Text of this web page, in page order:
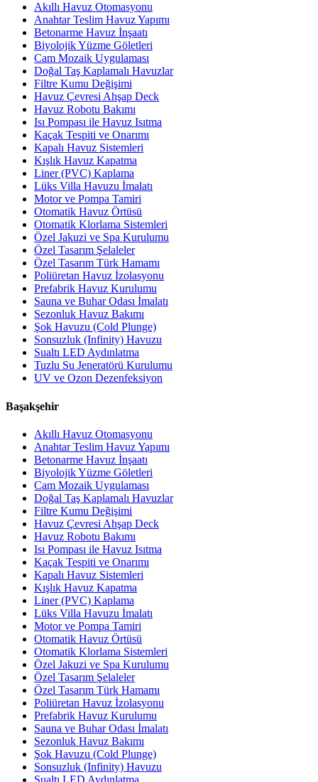
Akıllı Havuz Otomasyonu
Anahtar Teslim Havuz Yapımı
Betonarme Havuz İnşaatı
Biyolojik Yüzme Göletleri
Cam Mozaik Uygulaması
Doğal Taş Kaplamalı Havuzlar
Filtre Kumu Değişimi
Havuz Çevresi Ahşap Deck
Havuz Robotu Bakımı
Isı Pompası ile Havuz Isıtma
Kaçak Tespiti ve Onarımı
Kapalı Havuz Sistemleri
Kışlık Havuz Kapatma
Liner (PVC) Kaplama
Lüks Villa Havuzu İmalatı
Motor ve Pompa Tamiri
Otomatik Havuz Örtüsü
Otomatik Klorlama Sistemleri
Özel Jakuzi ve Spa Kurulumu
Özel Tasarım Şelaleler
Özel Tasarım Türk Hamamı
Poliüretan Havuz İzolasyonu
Prefabrik Havuz Kurulumu
Sauna ve Buhar Odası İmalatı
Sezonluk Havuz Bakımı
Şok Havuzu (Cold Plunge)
Sonsuzluk (Infinity) Havuzu
Sualtı LED Aydınlatma
Tuzlu Su Jeneratörü Kurulumu
UV ve Ozon Dezenfeksiyon
Başakşehir
Akıllı Havuz Otomasyonu
Anahtar Teslim Havuz Yapımı
Betonarme Havuz İnşaatı
Biyolojik Yüzme Göletleri
Cam Mozaik Uygulaması
Doğal Taş Kaplamalı Havuzlar
Filtre Kumu Değişimi
Havuz Çevresi Ahşap Deck
Havuz Robotu Bakımı
Isı Pompası ile Havuz Isıtma
Kaçak Tespiti ve Onarımı
Kapalı Havuz Sistemleri
Kışlık Havuz Kapatma
Liner (PVC) Kaplama
Lüks Villa Havuzu İmalatı
Motor ve Pompa Tamiri
Otomatik Havuz Örtüsü
Otomatik Klorlama Sistemleri
Özel Jakuzi ve Spa Kurulumu
Özel Tasarım Şelaleler
Özel Tasarım Türk Hamamı
Poliüretan Havuz İzolasyonu
Prefabrik Havuz Kurulumu
Sauna ve Buhar Odası İmalatı
Sezonluk Havuz Bakımı
Şok Havuzu (Cold Plunge)
Sonsuzluk (Infinity) Havuzu
Sualtı LED Aydınlatma